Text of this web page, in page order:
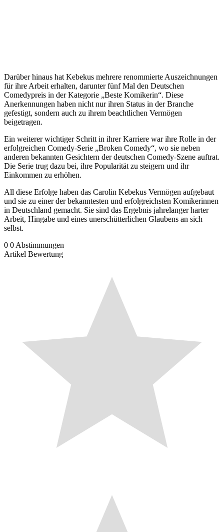
Darüber hinaus hat Kebekus mehrere renommierte Auszeichnungen
für ihre Arbeit erhalten, darunter fünf Mal den Deutschen
Comedypreis in der Kategorie „Beste Komikerin“. Diese
Anerkennungen haben nicht nur ihren Status in der Branche
gefestigt, sondern auch zu ihrem beachtlichen Vermögen
beigetragen.
Ein weiterer wichtiger Schritt in ihrer Karriere war ihre Rolle in der
erfolgreichen Comedy-Serie „Broken Comedy“, wo sie neben
anderen bekannten Gesichtern der deutschen Comedy-Szene auftrat.
Die Serie trug dazu bei, ihre Popularität zu steigern und ihr
Einkommen zu erhöhen.
All diese Erfolge haben das Carolin Kebekus Vermögen aufgebaut
und sie zu einer der bekanntesten und erfolgreichsten Komikerinnen
in Deutschland gemacht. Sie sind das Ergebnis jahrelanger harter
Arbeit, Hingabe und eines unerschütterlichen Glaubens an sich
selbst.
0 0 Abstimmungen
Artikel Bewertung